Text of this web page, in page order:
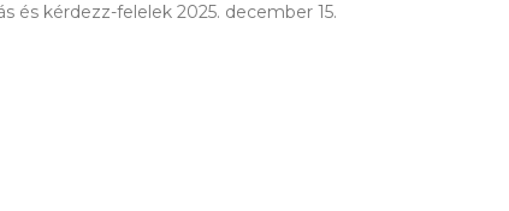
és kérdezz-felelek 2025. december 15.